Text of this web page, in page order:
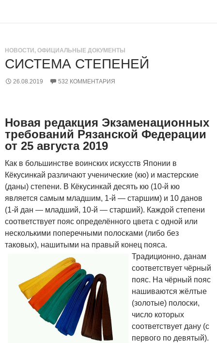
НОВОСТИ , ОФИЦИАЛЬНЫЕ ДОКУМЕНТЫ
СИСТЕМА СТЕПЕНЕЙ
26.08.2019 532 КОММЕНТАРИЯ
Новая редакция Экзаменационных
требований Рязанской Федерации
от 25 августа 2019
Как в большинстве воинских искусств Японии в
Кёкусинкай различают ученические (кю) и мастерские
(даны) степени. В Кёкусинкай десять кю (10-й кю
является самым младшим, 1-й — старшим) и 10 данов
(1-й дан — младший, 10-й — старший). Каждой степени
соответствует пояс определённого цвета с одной или
несколькими поперечными полосками (либо без
таковых), нашитыми на правый конец пояса.
Традиционно, данам
соответствует чёрный
пояс. На чёрный пояс
нашиваются жёлтые
(золотые) полоски,
число которых
соответствует дану (с
первого по девятый).